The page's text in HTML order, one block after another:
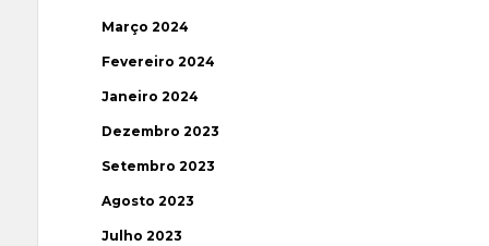
Março 2024
Fevereiro 2024
Janeiro 2024
Dezembro 2023
Setembro 2023
Agosto 2023
Julho 2023